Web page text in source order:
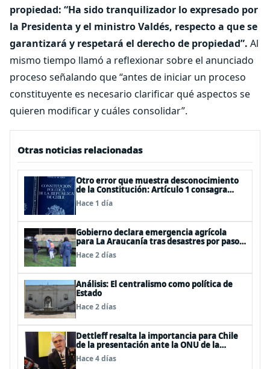
propiedad: “Ha sido tranquilizador lo expresado por
la Presidenta y el ministro Valdés, respecto a que se
garantizará y respetará el derecho de propiedad”. Al
mismo tiempo llamó a reflexionar sobre el anunciado
proceso señalando que “antes de iniciar un proceso
constituyente es necesario clarificar qué aspectos se
quieren modificar y cuáles consolidar”.
Otras noticias relacionadas
Otro error que muestra desconocimiento
de la Constitución: Artículo 1 consagra
resguardar la seguridad nacional y
proteger a los ciudadanos
Hace 1 día
Gobierno declara emergencia agrícola
para La Araucanía tras desastres por pasos
de sistemas frontales
Hace 2 días
Análisis: El centralismo como política de
Estado
Hace 2 días
Dettleff resalta la importancia para Chile
de la presentación ante la ONU de la
Plataforma Continental Extendida del
Archipiélago Juan Fernández
Hace 4 días